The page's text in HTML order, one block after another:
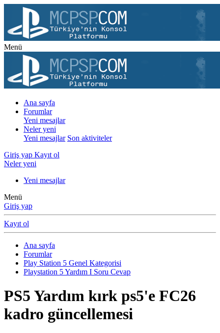
Menü
Ana sayfa
Forumlar
Yeni mesajlar
Neler yeni
Yeni mesajlar Son aktiviteler
Giriş yap Kayıt ol
Neler yeni
Yeni mesajlar
Menü
Giriş yap
Kayıt ol
Ana sayfa
Forumlar
Play Station 5 Genel Kategorisi
Playstation 5 Yardım I Soru Cevap
PS5 Yardım kırk ps5'e FC26
kadro güncellemesi